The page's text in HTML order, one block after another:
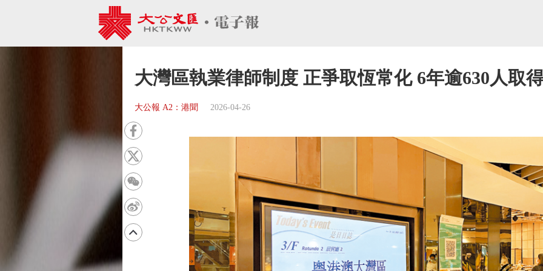
大灣區執業律師制度 正爭取恆常化 6年逾630人取
大公報 A2：港聞 2026-04-26